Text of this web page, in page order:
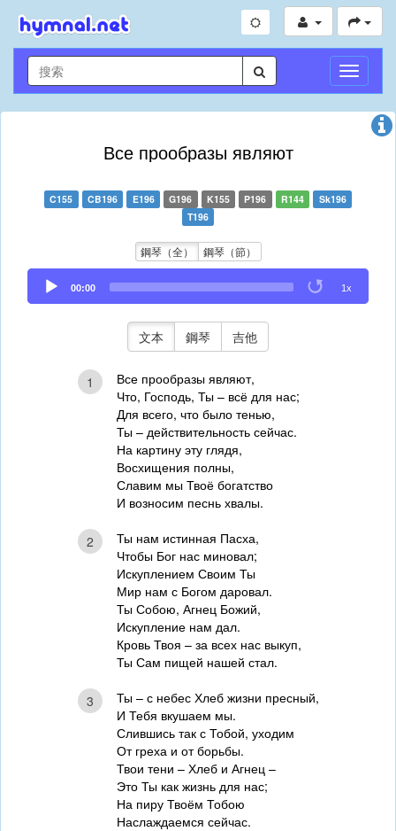
切
換
導
Все прообразы являют
C155 CB196 E196 G196 K155 P196 R144
Sk196
T196
鋼琴（全） 鋼琴（節）
Audio
Player
00:00 1x
文本 鋼琴 吉他
1
Все прообразы являют,
Что, Господь, Ты – всё для нас;
Для всего, что было тенью,
Ты – действительность сейчас.
На картину эту глядя,
Восхищения полны,
Славим мы Твоё богатство
И возносим песнь хвалы.
2
Ты нам истинная Пасха,
Чтобы Бог нас миновал;
Искуплением Своим Ты
Мир нам с Богом даровал.
Ты Собою, Агнец Божий,
Искупление нам дал.
Кровь Твоя – за всех нас выкуп,
Ты Сам пищей нашей стал.
3
Ты – с небес Хлеб жизни пресный,
И Тебя вкушаем мы.
Слившись так с Тобой, уходим
От греха и от борьбы.
Твои тени – Хлеб и Агнец –
Это Ты как жизнь для нас;
На пиру Твоём Тобою
Наслаждаемся сейчас.